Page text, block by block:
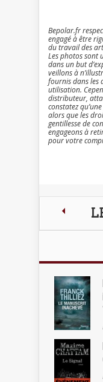
Bepolar.fr
engagé à être
du travail des
Les photos sont
dans un but
veillons à
fournis dans les
utilisation.
distributeur,
constatez
alors que les
gentillesse de
engageons à
pour votre